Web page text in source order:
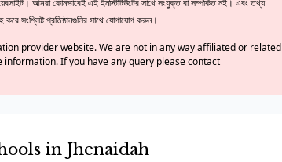
আমরা কোনভাবেই এই ইনস্টিটিউটের সাথে সংযুক্ত বা সম্পর্কিত নই। এবং তথ্য
সংশ্লিষ্ট প্রতিষ্ঠানগুলির সাথে যোগাযোগ করুন।
provider website. We are not in any way affiliated or related
If you have any query please contact
in Jhenaidah